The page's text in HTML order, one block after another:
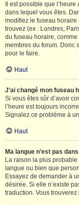
Il est possible que
dans lequel vous êtes.
modifiez le fuseau horaire
trouvez (ex : Londres,
du fuseau horaire, comme
membres du forum. Donc
pour le faire.
Haut
J’ai changé mon fuseau
Si vous êtes sûr d’avoir
l’heure est toujours
Signalez ce problème à
Haut
Ma langue n’est pas
La raison la plus probable
langue ou bien que
Essayez de demander à
désirée. Si elle n’existe
traduction. Vous